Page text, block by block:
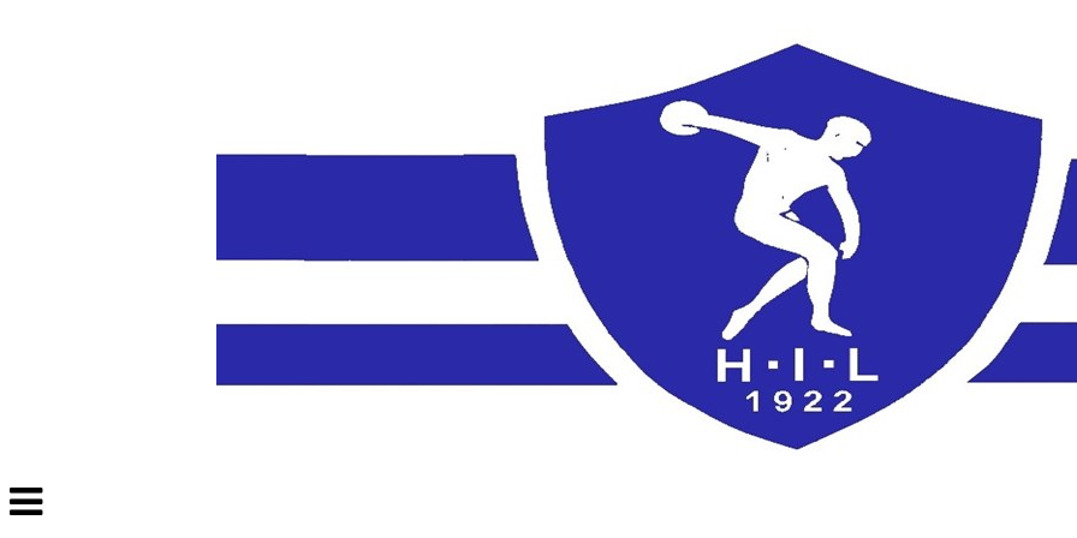
Veksle
navigasjon